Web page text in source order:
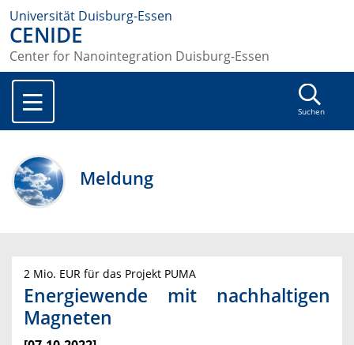
Universität Duisburg-Essen
CENIDE
Center for Nanointegration Duisburg-Essen
Suchen
Meldung
2 Mio. EUR für das Projekt PUMA
Energiewende mit nachhaltigen
Magneten